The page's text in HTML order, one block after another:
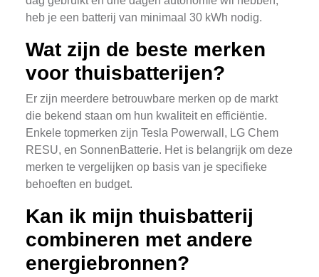
heb je een batterij van minimaal 30 kWh nodig.
Wat zijn de beste merken
voor thuisbatterijen?
Er zijn meerdere betrouwbare merken op de markt
die bekend staan om hun kwaliteit en efficiëntie.
Enkele topmerken zijn Tesla Powerwall, LG Chem
RESU, en SonnenBatterie. Het is belangrijk om deze
merken te vergelijken op basis van je specifieke
behoeften en budget.
Kan ik mijn thuisbatterij
combineren met andere
energiebronnen?